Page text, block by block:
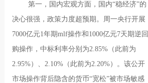
第一，国内宏观方面，国内“稳经济”的
决心很强，政策力度超预期。周一央行开展
7000亿元1年期mlf操作和1000亿元7天期逆回
购操作，中标利率分别为2.85%（此前为
2.95%）、2.10%（此前为2.20%）。该公开
市场操作背后隐含的货币“宽松”被市场敏感